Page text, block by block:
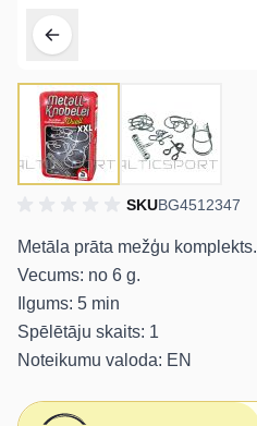
SKUBG4512347
Metāla prāta mežģu komplekts.
Vecums: no 6 g.
Ilgums: 5 min
Spēlētāju skaits: 1
Noteikumu valoda: EN